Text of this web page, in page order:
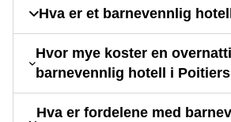
Hva er et barnevennlig
Hvor mye koster en
barnevennlig hotell i
Hva er fordelene med